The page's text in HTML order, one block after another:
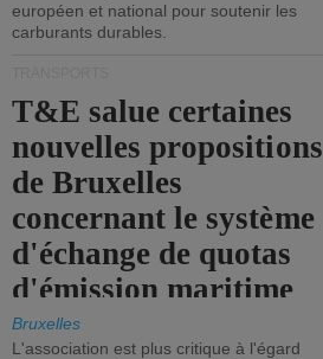
européen et national pour soutenir les
carburants durables.
T&E salue certaines
nouvelles propositions
de Bruxelles
concernant le système
d'échange de quotas
d'émission maritime
de l'UE.
Bruxelles
L'association est plus critique à l'égard